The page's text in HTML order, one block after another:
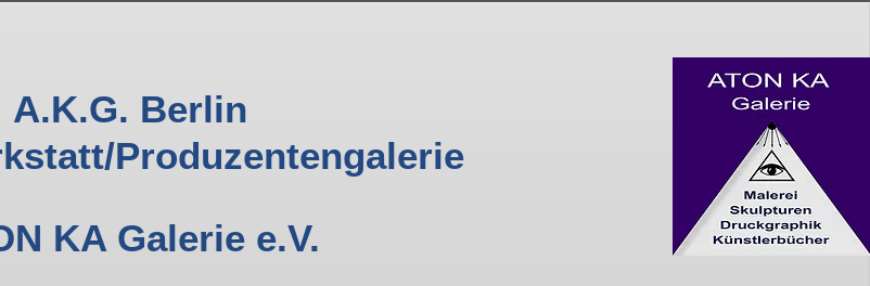
A.K.G. Berlin
Produzentengalerie
KA Galerie e.V.